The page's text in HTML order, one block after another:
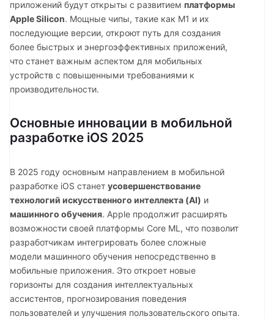
приложений будут открыты с развитием платформы
Apple Silicon. Мощные чипы, такие как M1 и их
последующие версии, откроют путь для создания
более быстрых и энергоэффективных приложений,
что станет важным аспектом для мобильных
устройств с повышенными требованиями к
производительности.
Основные инновации в мобильной
разработке iOS 2025
В 2025 году основным направлением в мобильной
разработке iOS станет усовершенствование
технологий искусственного интеллекта (AI) и
машинного обучения. Apple продолжит расширять
возможности своей платформы Core ML, что позволит
разработчикам интегрировать более сложные
модели машинного обучения непосредственно в
мобильные приложения. Это откроет новые
горизонты для создания интеллектуальных
ассистентов, прогнозирования поведения
пользователей и улучшения пользовательского опыта.